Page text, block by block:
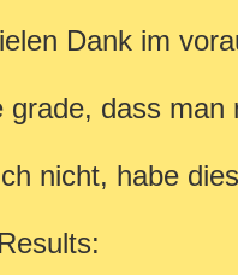
Dank im
grade, dass
nicht, habe